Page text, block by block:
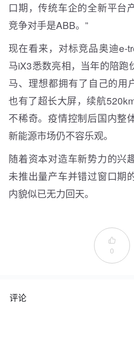
口期，传统车企的全新平台
竞争对手是ABB。”
现在看来，对标竞品奥迪e-
马iX3悉数亮相，当年的陪跑
马、理想都拥有了自己的用
也有了超长大屏，续航
不稀奇。疫情控制后国内整
新能源市场仍不容乐观。
随着资本对造车新势力的兴
未推出量产车并错过窗口期
内貌似已无力回天。

0
评论